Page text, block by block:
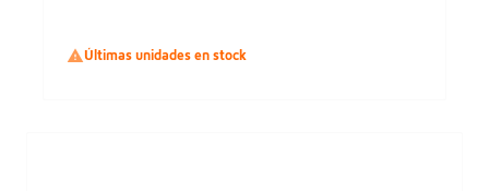
Últimas unidades en stock